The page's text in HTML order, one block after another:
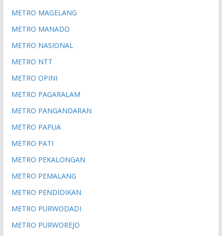
METRO MAGELANG
METRO MANADO
METRO NASIONAL
METRO NTT
METRO OPINI
METRO PAGARALAM
METRO PANGANDARAN
METRO PAPUA
METRO PATI
METRO PEKALONGAN
METRO PEMALANG
METRO PENDIDIKAN
METRO PURWODADI
METRO PURWOREJO